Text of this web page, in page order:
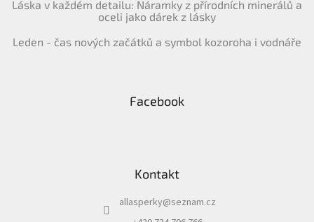
Láska v každém detailu: Náramky z přírodních minerálů a
oceli jako dárek z lásky
Leden - čas nových začátků a symbol kozoroha i vodnáře
Facebook
Kontakt
allasperky@seznam.cz